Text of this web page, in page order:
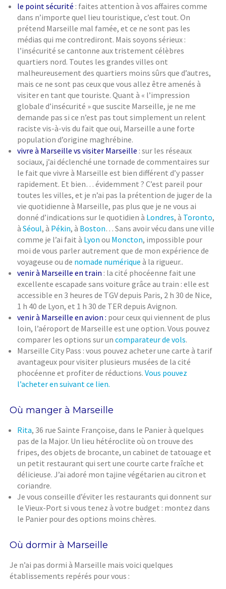
le point sécurité : faites attention à vos affaires comme
dans n’importe quel lieu touristique, c’est tout. On
prétend Marseille mal famée, et ce ne sont pas les
médias qui me contrediront. Mais soyons sérieux :
l’insécurité se cantonne aux tristement célèbres
quartiers nord. Toutes les grandes villes ont
malheureusement des quartiers moins sûrs que d’autres,
mais ce ne sont pas ceux que vous allez être amenés à
visiter en tant que touriste. Quant à « l’impression
globale d’insécurité » que suscite Marseille, je ne me
demande pas si ce n’est pas tout simplement un relent
raciste vis-à-vis du fait que oui, Marseille a une forte
population d’origine maghrébine.
vivre à Marseille vs visiter Marseille : sur les réseaux
sociaux, j’ai déclenché une tornade de commentaires sur
le fait que vivre à Marseille est bien différent d’y passer
rapidement. Et bien… évidemment ? C’est pareil pour
toutes les villes, et je n’ai pas la prétention de juger de la
vie quotidienne à Marseille, pas plus que je ne vous ai
donné d’indications sur le quotidien à Londres, à Toronto,
àSéoul, à Pékin, à Boston… Sans avoir vécu dans une ville
comme je l’ai fait à Lyon ou Moncton, impossible pour
moi de vous parler autrement que de mon expérience de
voyageuse ou de nomade numérique à la rigueur..
venir à Marseille en train : la cité phocéenne fait une
excellente escapade sans voiture grâce au train : elle est
accessible en 3 heures de TGV depuis Paris, 2 h 30 de Nice,
1 h 40 de Lyon, et 1 h 30 de TER depuis Avignon.
venir à Marseille en avion : pour ceux qui viennent de plus
loin, l’aéroport de Marseille est une option. Vous pouvez
comparer les options sur uncomparateur de vols.
Marseille City Pass : vous pouvez acheter une carte à tarif
avantageux pour visiter plusieurs musées de la cité
phocéenne et profiter de réductions.Vous pouvez
l’acheter en suivant ce lien.
Où manger à Marseille
Rita, 36 rue Sainte Françoise, dans le Panier à quelques
pas de la Major. Un lieu hétéroclite où on trouve des
fripes, des objets de brocante, un cabinet de tatouage et
un petit restaurant qui sert une courte carte fraîche et
délicieuse. J’ai adoré mon tajine végétarien au citron et
coriandre.
Je vous conseille d’éviter les restaurants qui donnent sur
le Vieux-Port si vous tenez à votre budget : montez dans
le Panier pour des options moins chères.
Où dormir à Marseille
Je n’ai pas dormi à Marseille mais voici quelques
établissements repérés pour vous :